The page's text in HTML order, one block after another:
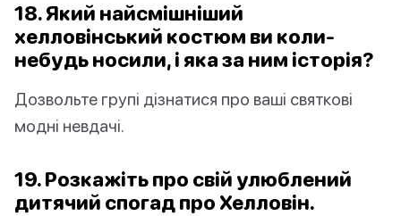
18. Який найсмішніший
хелловінський костюм ви коли-
небудь носили, і яка за ним історія?
Дозвольте групі дізнатися про ваші святкові
модні невдачі.
19. Розкажіть про свій улюблений
дитячий спогад про Хелловін.